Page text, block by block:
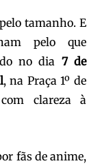
tamanho. E
pelo que
no dia 7 de
, na Praça 1º de
clareza à
fãs de anime,